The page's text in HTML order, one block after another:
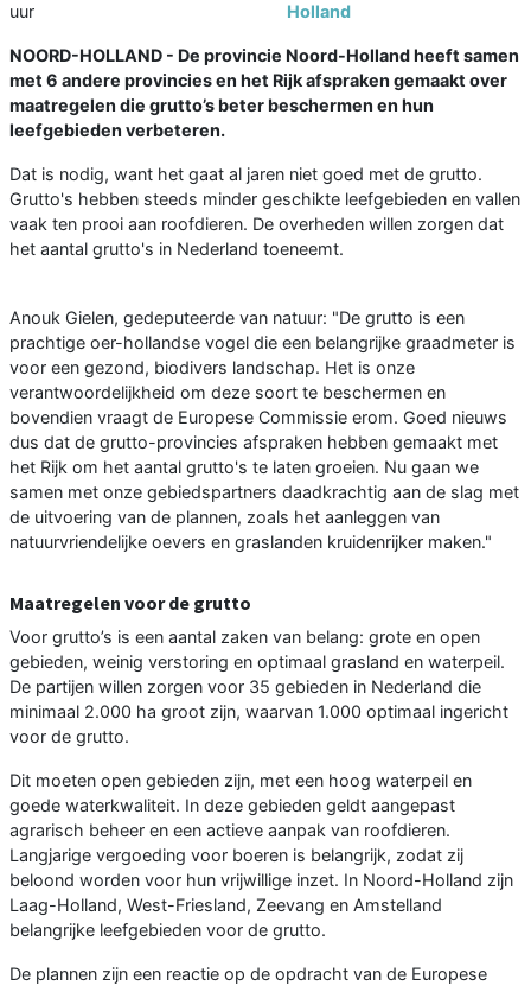
uur
Holland
NOORD-HOLLAND - De provincie Noord-Holland heeft samen
met 6 andere provincies en het Rijk afspraken gemaakt over
maatregelen die grutto’s beter beschermen en hun
leefgebieden verbeteren.
Dat is nodig, want het gaat al jaren niet goed met de grutto.
Grutto's hebben steeds minder geschikte leefgebieden en vallen
vaak ten prooi aan roofdieren. De overheden willen zorgen dat
het aantal grutto's in Nederland toeneemt.
Anouk Gielen, gedeputeerde van natuur: "De grutto is een
prachtige oer-hollandse vogel die een belangrijke graadmeter is
voor een gezond, biodivers landschap. Het is onze
verantwoordelijkheid om deze soort te beschermen en
bovendien vraagt de Europese Commissie erom. Goed nieuws
dus dat de grutto-provincies afspraken hebben gemaakt met
het Rijk om het aantal grutto's te laten groeien. Nu gaan we
samen met onze gebiedspartners daadkrachtig aan de slag met
de uitvoering van de plannen, zoals het aanleggen van
natuurvriendelijke oevers en graslanden kruidenrijker maken."
Maatregelen voor de grutto
Voor grutto’s is een aantal zaken van belang: grote en open
gebieden, weinig verstoring en optimaal grasland en waterpeil.
De partijen willen zorgen voor 35 gebieden in Nederland die
minimaal 2.000 ha groot zijn, waarvan 1.000 optimaal ingericht
voor de grutto.
Dit moeten open gebieden zijn, met een hoog waterpeil en
goede waterkwaliteit. In deze gebieden geldt aangepast
agrarisch beheer en een actieve aanpak van roofdieren.
Langjarige vergoeding voor boeren is belangrijk, zodat zij
beloond worden voor hun vrijwillige inzet. In Noord-Holland zijn
Laag-Holland, West-Friesland, Zeevang en Amstelland
belangrijke leefgebieden voor de grutto.
De plannen zijn een reactie op de opdracht van de Europese